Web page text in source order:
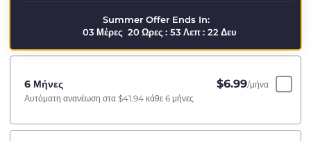
Summer Offer Ends In:
03 Μέρες 20 Ωρες : 53 Λεπ : 21 Δευ
6 Μήνες $6.99/μήνα
Αυτόματη ανανέωση στα $41.94 κάθε 6 μήνες